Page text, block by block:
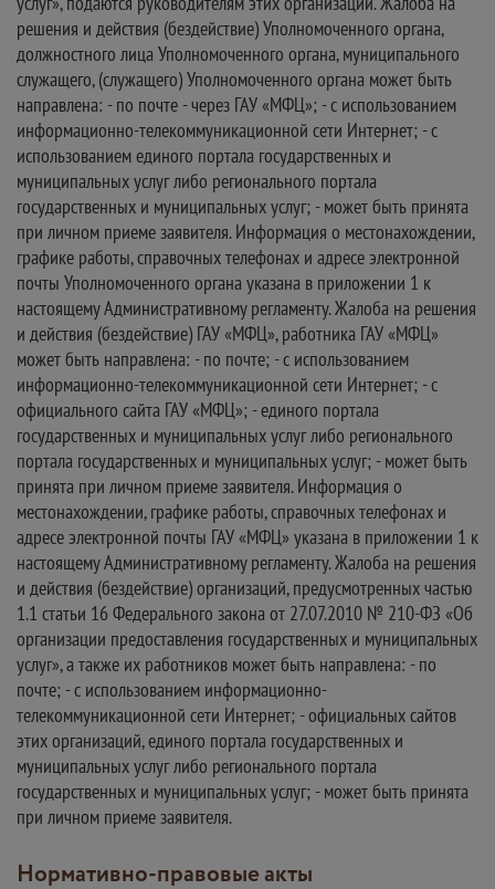
решения и действия (бездействие) Уполномоченного органа,
должностного лица Уполномоченного органа, муниципального
служащего, (служащего) Уполномоченного органа может быть
направлена: - по почте - через ГАУ «МФЦ»; - с использованием
информационно-телекоммуникационной сети Интернет; - с
использованием единого портала государственных и
муниципальных услуг либо регионального портала
государственных и муниципальных услуг; - может быть принята
при личном приеме заявителя. Информация о местонахождении,
графике работы, справочных телефонах и адресе электронной
почты Уполномоченного органа указана в приложении 1 к
настоящему Административному регламенту. Жалоба на решения
и действия (бездействие) ГАУ «МФЦ», работника ГАУ «МФЦ»
может быть направлена: - по почте; - с использованием
информационно-телекоммуникационной сети Интернет; - с
официального сайта ГАУ «МФЦ»; - единого портала
государственных и муниципальных услуг либо регионального
портала государственных и муниципальных услуг; - может быть
принята при личном приеме заявителя. Информация о
местонахождении, графике работы, справочных телефонах и
адресе электронной почты ГАУ «МФЦ» указана в приложении 1 к
настоящему Административному регламенту. Жалоба на решения
и действия (бездействие) организаций, предусмотренных частью
1.1 статьи 16 Федерального закона от 27.07.2010 № 210-ФЗ «Об
организации предоставления государственных и муниципальных
услуг», а также их работников может быть направлена: - по
почте; - с использованием информационно-
телекоммуникационной сети Интернет; - официальных сайтов
этих организаций, единого портала государственных и
муниципальных услуг либо регионального портала
государственных и муниципальных услуг; - может быть принята
при личном приеме заявителя.
Нормативно-правовые акты